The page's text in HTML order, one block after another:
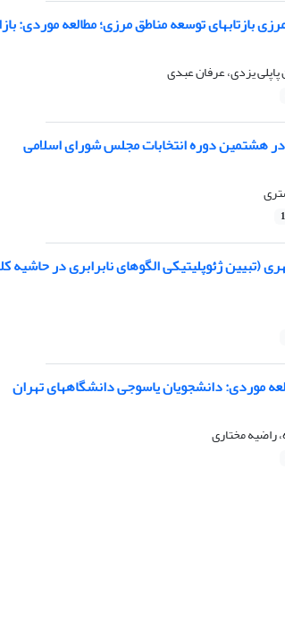
بازتابهای توسعه مناطق مرزی؛ مطالعه موردی:
یزدی، عرفان عبدی
در هشتمین دوره انتخابات مجلس شورای اسلامی
(تبیین ژئوپلیتیکی الگوهای نابرابری در حاشیه
موردی: دانشجویان یاسوجی دانشگاههای تهران
راضیه مختاری